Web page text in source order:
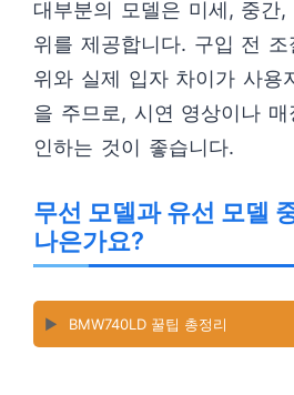
대부분의 모델은 미세, 중간
위를 제공합니다. 구입 전
위와 실제 입자 차이가 사용
을 주므로, 시연 영상이나
인하는 것이 좋습니다.
무선 모델과 유선 모델
나은가요?
▶️ BMW740LD 꿀팁 총정리